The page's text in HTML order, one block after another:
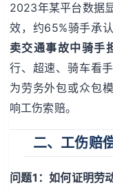
2023年某平台数据显
效，约65%骑手承
卖交通事故中骑手
行、超速、骑车看
为劳务外包或众包
响工伤索赔。
二、工伤赔
问题1：如何证明劳